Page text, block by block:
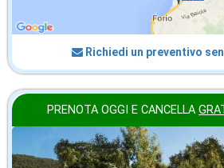
Richiedi un preventivo
PRENOTA OGGI E CANCELLA